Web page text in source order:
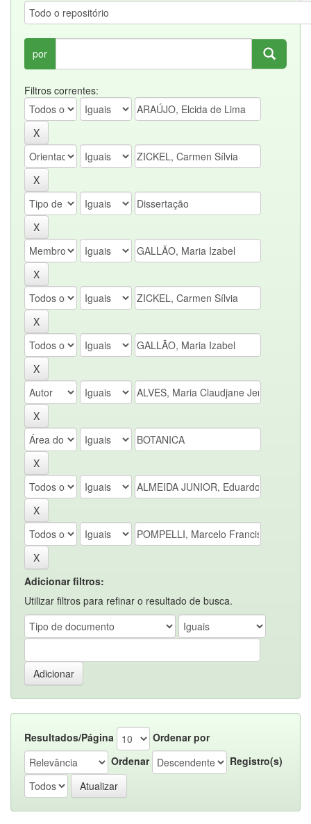
por
Filtros correntes:
Adicionar filtros:
Utilizar filtros para refinar o resultado de busca.
Resultados/Página
Ordenar por
Ordenar
Registro(s)